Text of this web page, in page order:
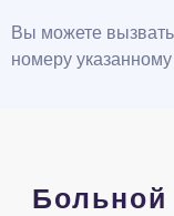
Вы можете вызвать
номеру
Больной